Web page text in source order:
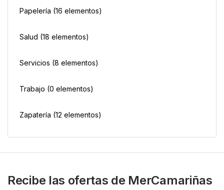
Papelería (16 elementos)
Salud (18 elementos)
Servicios (8 elementos)
Trabajo (0 elementos)
Zapatería (12 elementos)
Recibe las ofertas de MerCamariñas